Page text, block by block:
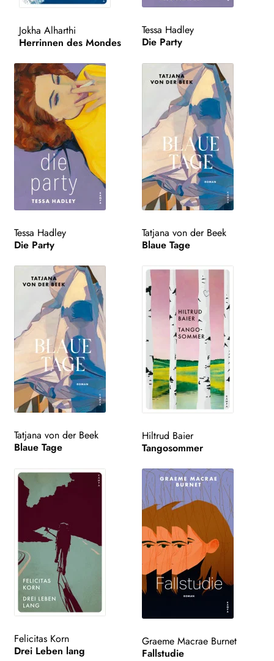
Search:
Jokha Alharthi
Herrinnen des Mondes
Tessa Hadley
Die Party
Tessa Hadley
Die Party
Tatjana von der Beek
Blaue Tage
Tatjana von der Beek
Blaue Tage
Hiltrud Baier
Tangosommer
Felicitas Korn
Drei Leben lang
Graeme Macrae Burnet
Fallstudie